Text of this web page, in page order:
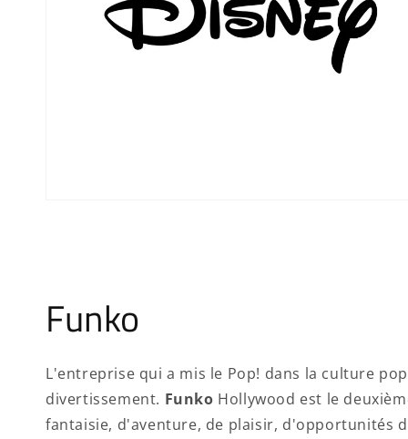
Funko
L'entreprise qui a mis le Pop! dans la culture
divertissement. Funko Hollywood est le
fantaisie, d'aventure, de plaisir, d'opportunités